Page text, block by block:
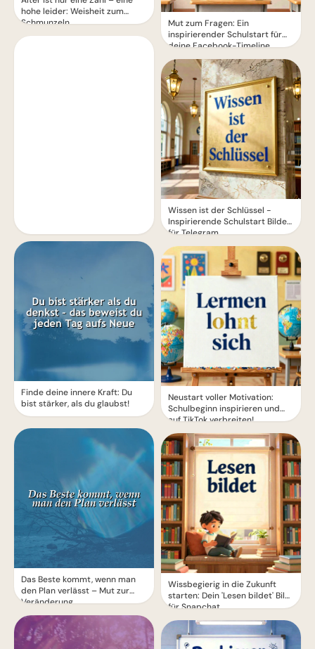
hohe leider: Weisheit zum
Schmunzeln
Finde deine innere Kraft: Du
bist stärker, als du glaubst!
Das Beste kommt, wenn man
den Plan verlässt – Mut zur
Veränderung.
Mut zum Fragen: Ein
inspirierender Schulstart für
deine Facebook-Timeline
Wissen ist der Schlüssel -
Inspirierende Schulstart Bilder
für Telegram
Neustart voller Motivation:
Schulbeginn inspirieren und
auf TikTok verbreiten!
Wissbegierig in die Zukunft
starten: Dein 'Lesen bildet' Bild
für Snapchat